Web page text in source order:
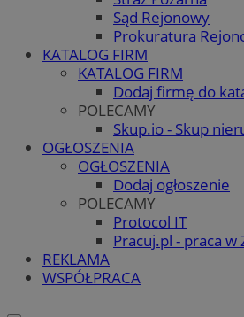
Sąd Rejonowy
Prokuratura
KATALOG FIRM
KATALOG FIRM
Dodaj firmę do
POLECAMY
Skup.io - Skup
OGŁOSZENIA
OGŁOSZENIA
Dodaj ogłoszenie
POLECAMY
Protocol IT
Pracuj.pl - praca w
REKLAMA
WSPÓŁPRACA